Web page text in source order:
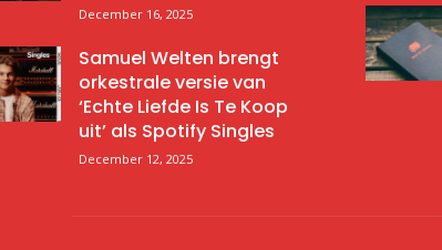
December 16, 2025
Samuel Welten brengt
orkestrale versie van
‘Echte Liefde Is Te Koop
uit’ als Spotify Singles
December 12, 2025